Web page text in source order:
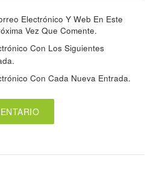
Electrónico Y Web En Este
Vez Que Comente.
Con Los Siguientes
Con Cada Nueva Entrada.